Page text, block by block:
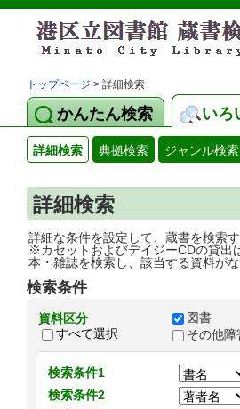
トップページ > 詳細検索
かんたん検索 いろ
詳細検索 典拠検索 ジャンル検索
詳細検索
詳細な条件を設定して、蔵書を検索
※カセットおよびデイジーCDの貸出
本・雑誌を検索し、該当する資料が
検索条件
資料区分
すべて選択
図書
その他
検索条件1
検索条件2